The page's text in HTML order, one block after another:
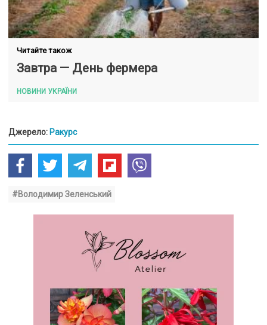
Читайте також
Завтра — День фермера
НОВИНИ УКРАЇНИ
Джерело: Ракурс
#Володимир Зеленський